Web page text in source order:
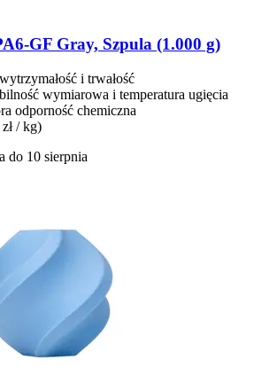
​GF Gray, Szpula (1.000 g)
i trwałość
wymiarowa i temperatura ugięcia
odporność chemiczna
/ kg)
do 10 sierpnia